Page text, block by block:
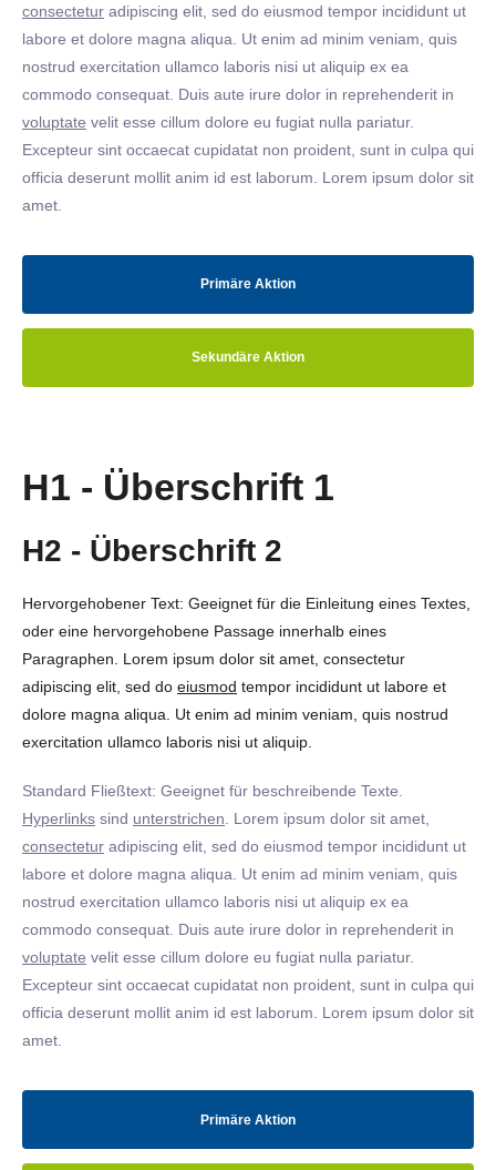
consectetur adipiscing elit, sed do eiusmod tempor incididunt ut
labore et dolore magna aliqua. Ut enim ad minim veniam, quis
nostrud exercitation ullamco laboris nisi ut aliquip ex ea
commodo consequat. Duis aute irure dolor in reprehenderit in
voluptate velit esse cillum dolore eu fugiat nulla pariatur.
Excepteur sint occaecat cupidatat non proident, sunt in culpa qui
officia deserunt mollit anim id est laborum. Lorem ipsum dolor sit
amet.
Primäre Aktion
Sekundäre Aktion
H1 - Überschrift 1
H2 - Überschrift 2
Hervorgehobener Text: Geeignet für die Einleitung eines Textes,
oder eine hervorgehobene Passage innerhalb eines
Paragraphen. Lorem ipsum dolor sit amet, consectetur
adipiscing elit, sed do eiusmod tempor incididunt ut labore et
dolore magna aliqua. Ut enim ad minim veniam, quis nostrud
exercitation ullamco laboris nisi ut aliquip.
Standard Fließtext: Geeignet für beschreibende Texte.
Hyperlinks sind unterstrichen . Lorem ipsum dolor sit amet,
consectetur adipiscing elit, sed do eiusmod tempor incididunt ut
labore et dolore magna aliqua. Ut enim ad minim veniam, quis
nostrud exercitation ullamco laboris nisi ut aliquip ex ea
commodo consequat. Duis aute irure dolor in reprehenderit in
voluptate velit esse cillum dolore eu fugiat nulla pariatur.
Excepteur sint occaecat cupidatat non proident, sunt in culpa qui
officia deserunt mollit anim id est laborum. Lorem ipsum dolor sit
amet.
Primäre Aktion